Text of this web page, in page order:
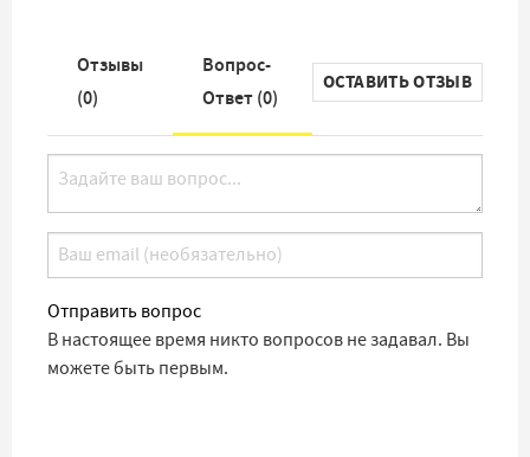
Отзывы
(0)
Вопрос-
Ответ (0)
ОСТАВИТЬ ОТЗЫВ
Отправить вопрос
В настоящее время никто вопросов не задавал. Вы
можете быть первым.